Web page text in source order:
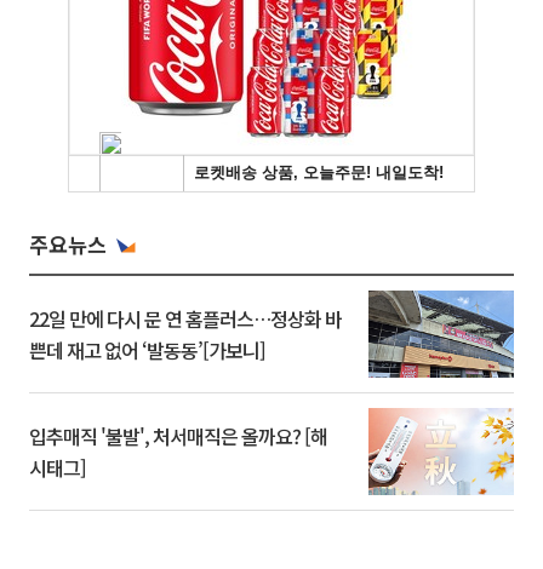
주요뉴스
22일 만에 다시 문 연 홈플러스…정상화 바
쁜데 재고 없어 ‘발동동’[가보니]
입추매직 '불발', 처서매직은 올까요? [해
시태그]